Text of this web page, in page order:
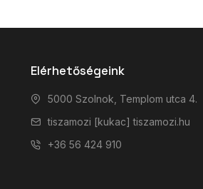
Elérhetőségeink
5000 Szolnok, Templom utca 4.
tiszamozi [kukac] tiszamozi.hu
+36 56 424 910